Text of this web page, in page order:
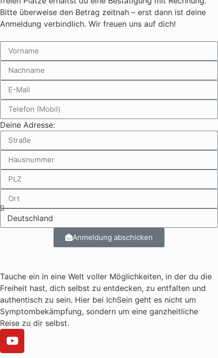
Bitte überweise den Betrag zeitnah – erst dann ist deine
Anmeldung verbindlich. Wir freuen uns auf dich!
Deine Adresse:
Anmeldung abschicken
Tauche ein in eine Welt voller Möglichkeiten, in der du die
Freiheit hast, dich selbst zu entdecken, zu entfalten und
authentisch zu sein. Hier bei IchSein geht es nicht um
Symptombekämpfung, sondern um eine ganzheitliche
Reise zu dir selbst.